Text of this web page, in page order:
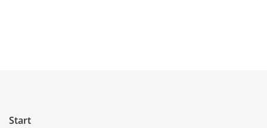
Start